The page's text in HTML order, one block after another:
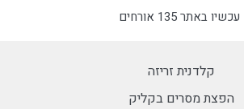
עכשיו באתר 135 אורחים
קלדנית זריזה
הפצת מסרים בקליק